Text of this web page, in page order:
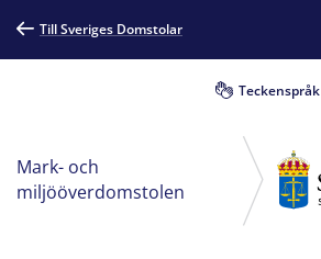
Till Sveriges Domstolar
Teckenspråk
Mark- och
miljööverdomstolen